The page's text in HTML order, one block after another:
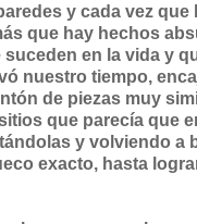
y cada vez que
que hay hechos
en la vida y
nuestro tiempo,
de piezas muy
que parecía que
y volviendo a
exacto, hasta